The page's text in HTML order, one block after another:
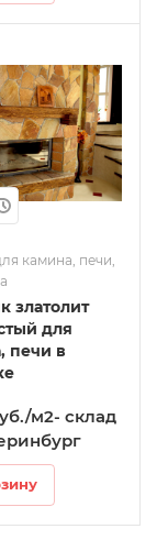
камина, печи,
златолит
для
печи в
м2- склад